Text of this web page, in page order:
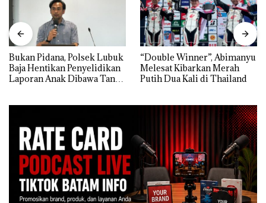
Bukan Pidana, Polsek Lubuk
Baja Hentikan Penyelidikan
Laporan Anak Dibawa Tanpa
“Double Winner”, Abimanyu
Melesat Kibarkan Merah
Putih Dua Kali di Thailand